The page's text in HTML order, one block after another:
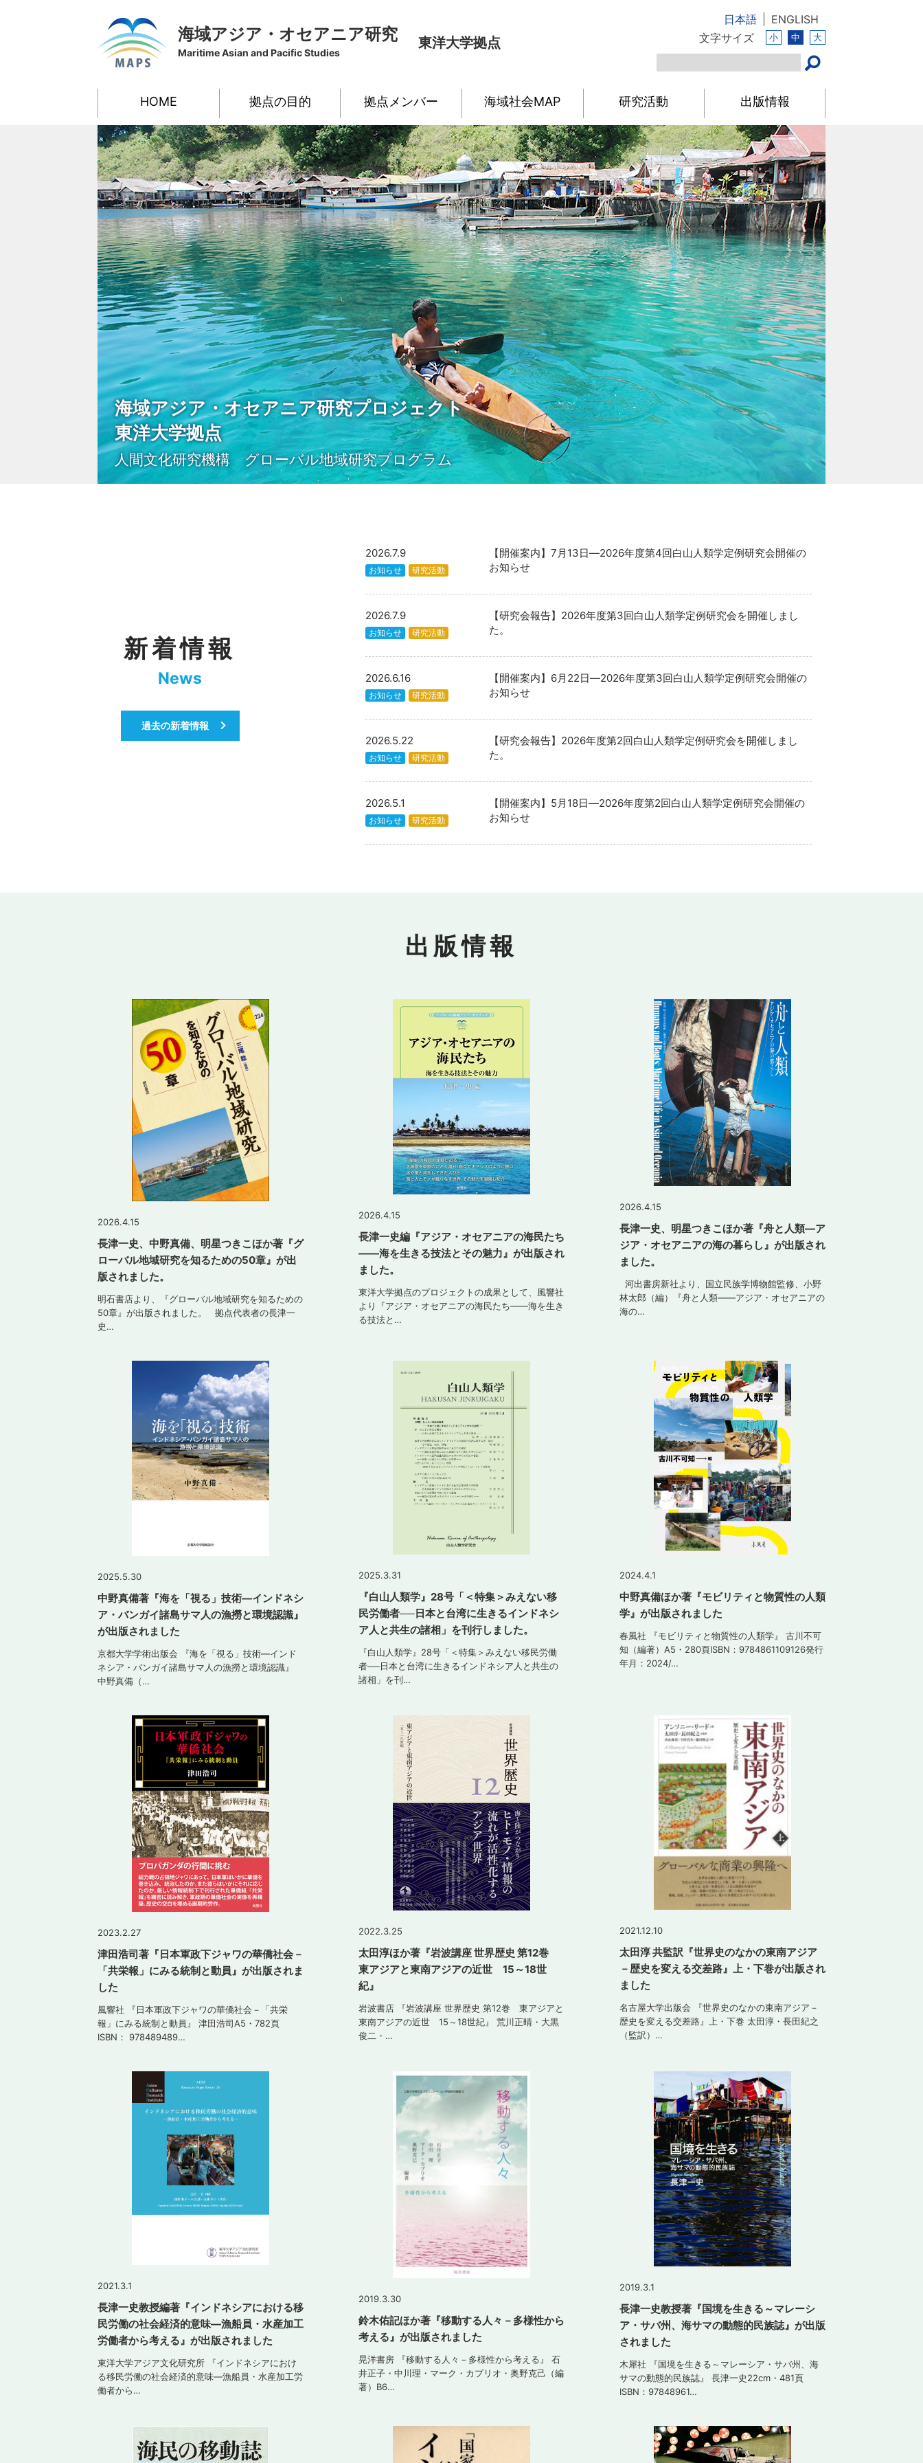
海域アジア・オセアニア研究
Maritime Asian and Pacific Studies
東洋大学拠点
日本語
ENGLISH
文字サイズ
小 中 大
HOME 拠点の目的 拠点メンバー 海域社会MAP 研究活動 出版情報
海域アジア・オセアニア研究プロジェクト
東洋大学拠点
人間文化研究機構 グローバル地域研究プログラム
新着情報
News
過去の新着情報
2026.7.9
お知らせ 研究活動
【開催案内】7月13日―2026年度第4回白山人類学定例研究会開催の
お知らせ
2026.7.9
お知らせ 研究活動
【研究会報告】2026年度第3回白山人類学定例研究会を開催しまし
た。
2026.6.16
お知らせ 研究活動
【開催案内】6月22日―2026年度第3回白山人類学定例研究会開催の
お知らせ
2026.5.22
お知らせ 研究活動
【研究会報告】2026年度第2回白山人類学定例研究会を開催しまし
た。
2026.5.1
お知らせ 研究活動
【開催案内】5月18日―2026年度第2回白山人類学定例研究会開催の
お知らせ
出版情報
2026.4.15
長津一史、中野真備、明星つきこほか著『グ
ローバル地域研究を知るための50章』が出
版されました。
明石書店より、『グローバル地域研究を知るための
50章』が出版されました。 拠点代表者の長津一
史…
2026.4.15
長津一史編『アジア・オセアニアの海民たち
――海を生きる技法とその魅力』が出版され
ました。
東洋大学拠点のプロジェクトの成果として、風響社
より『アジア・オセアニアの海民たち――海を生き
る技法と…
2026.4.15
長津一史、明星つきこほか著『舟と人類―ア
ジア・オセアニアの海の暮らし』が出版され
ました。
河出書房新社より、国立民族学博物館監修、小野
林太郎（編）『舟と人類――アジア・オセアニアの
海の…
2025.5.30
中野真備著『海を「視る」技術—インドネシ
ア・バンガイ諸島サマ人の漁撈と環境認識』
が出版されました
京都大学学術出版会 『海を「視る」技術—インド
ネシア・バンガイ諸島サマ人の漁撈と環境認識』
中野真備（…
2025.3.31
『白山人類学』28号「＜特集＞みえない移
民労働者──日本と台湾に生きるインドネシ
ア人と共生の諸相」を刊行しました。
『白山人類学』28号「＜特集＞みえない移民労働
者──日本と台湾に生きるインドネシア人と共生の
諸相」を刊…
2024.4.1
中野真備ほか著『モビリティと物質性の人類
学』が出版されました
春風社 『モビリティと物質性の人類学』 古川不可
知（編著）A5・280頁ISBN：9784861109126発行
年月：2024/…
2023.2.27
津田浩司著『日本軍政下ジャワの華僑社会－
「共栄報」にみる統制と動員』が出版されま
した
風響社 『日本軍政下ジャワの華僑社会－「共栄
報」にみる統制と動員』 津田浩司A5・782頁
ISBN： 978489489…
2022.3.25
太田淳ほか著『岩波講座 世界歴史 第12巻
東アジアと東南アジアの近世 15～18世
紀』
岩波書店 『岩波講座 世界歴史 第12巻 東アジアと
東南アジアの近世 15～18世紀』 荒川正晴・大黒
俊二・…
2021.12.10
太田淳 共監訳『世界史のなかの東南アジア
－歴史を変える交差路』上・下巻が出版され
ました
名古屋大学出版会 『世界史のなかの東南アジア－
歴史を変える交差路』上・下巻 太田淳・長田紀之
（監訳）…
2021.3.1
長津一史教授編著『インドネシアにおける移
民労働の社会経済的意味―漁船員・水産加工
労働者から考える』が出版されました
東洋大学アジア文化研究所 『インドネシアにおけ
る移民労働の社会経済的意味―漁船員・水産加工労
働者から…
2019.3.30
鈴木佑記ほか著『移動する人々－多様性から
考える』が出版されました
晃洋書房 『移動する人々－多様性から考える』 石
井正子・中川理・マーク・カプリオ・奥野克己（編
著）B6…
2019.3.1
長津一史教授著『国境を生きる～マレーシ
ア・サバ州、海サマの動態的民族誌』が出版
されました
木犀社 『国境を生きる～マレーシア・サバ州、海
サマの動態的民族誌』 長津一史22cm・481頁
ISBN：97848961…